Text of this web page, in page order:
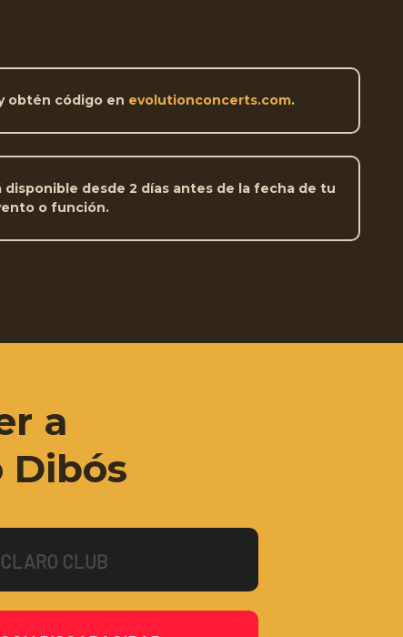
y obtén código en evolutionconcerts.com.
desde 2 días antes de la fecha de tu
o función.
a
Dibós
CLARO CLUB